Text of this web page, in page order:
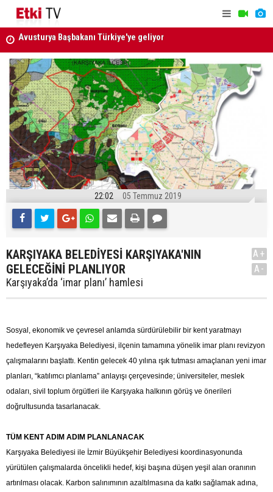
ATAMA KARARI RESMİ GAZETE'DE
22:02 05 Temmuz 2019
KARŞIYAKA BELEDİYESİ KARŞIYAKA'NIN
GELECEĞİNİ PLANLIYOR
Karşıyaka’da ‘imar planı’ hamlesi
A+
A-
Sosyal, ekonomik ve çevresel anlamda sürdürülebilir bir kent yaratmayı
hedefleyen Karşıyaka Belediyesi, ilçenin tamamına yönelik imar planı revizyon
çalışmalarını başlattı. Kentin gelecek 40 yılına ışık tutması amaçlanan yeni imar
planları, “katılımcı planlama” anlayışı çerçevesinde; üniversiteler, meslek
odaları, sivil toplum örgütleri ile Karşıyaka halkının görüş ve önerileri
doğrultusunda tasarlanacak.
TÜM KENT ADIM ADIM PLANLANACAK
Karşıyaka Belediyesi ile İzmir Büyükşehir Belediyesi koordinasyonunda
yürütülen çalışmalarda öncelikli hedef, kişi başına düşen yeşil alan oranının
artırılması olacak. Karbon salınımının azaltılmasına da katkı sağlamak adına,